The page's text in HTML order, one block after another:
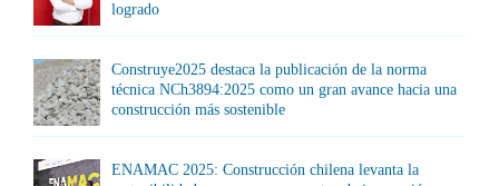
logrado
Construye2025 destaca la publicación de la norma
técnica NCh3894:2025 como un gran avance hacia una
construcción más sostenible
ENAMAC 2025: Construcción chilena levanta la